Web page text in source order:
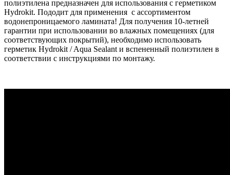
полиэтилена предназначен для использования с герметиком
Hydrokit. Пододит для применения с ассортиментом
водонепроницаемого ламината! Для получения 10-летней
гарантии при использовании во влажных помещениях (для
соответствующих покрытий), необходимо использовать
герметик Hydrokit / Aqua Sealant и вспененный полиэтилен в
соответствии с инструкциями по монтажу.